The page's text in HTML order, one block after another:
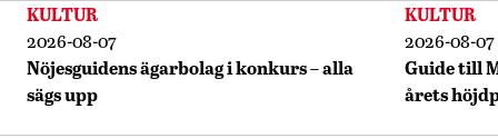
KULTUR
2026-08-07
Nöjesguidens ägarbolag i konkurs – alla
sägs upp
KULTUR
2026-08-07
Guide till
årets